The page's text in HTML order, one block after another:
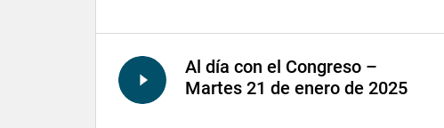
Al día con el Congreso –
Martes 21 de enero de 2025